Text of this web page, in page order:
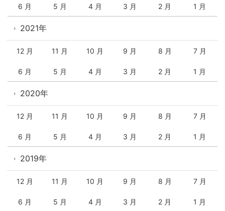
6 月 5 月 4 月 3 月 2 月 1 月
2021年
12 月 11 月 10 月 9 月 8 月 7 月
6 月 5 月 4 月 3 月 2 月 1 月
2020年
12 月 11 月 10 月 9 月 8 月 7 月
6 月 5 月 4 月 3 月 2 月 1 月
2019年
12 月 11 月 10 月 9 月 8 月 7 月
6 月 5 月 4 月 3 月 2 月 1 月